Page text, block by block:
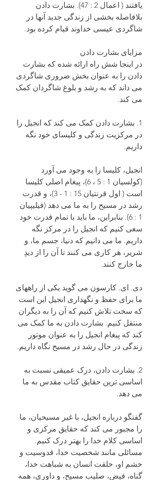
یافتند ( اعمال 2 : 47). بشارت دادن
بلافاصله بخشی از زندگی جدید آنها در
شاگردی عیسی خداوند قیام کرده بود.
مزایای بشارت دادن
در اینجا شش راه ارائه شده که بشارت
دادن را به عنوان بخش ضروری شاگردی
می داند که به رشد و بلوغ شاگردان کمک
می کند.
1. بشارت دادن کمک می کند که انجیل را
در مرکزیت زندگی و کلیسای خود نگه
داریم.
انجیل، کلیسا را به وجود می آورد
(کولسیان 1 : 5 ، 6)، پیغام اصلی کلیسا
است ( اول قرنتیان 15 : 1 - 3)، و قدرت
رشد در مسیح را به ما می دهد (فیلیپیان
1 : 6). بنابراین، ما باید با تمام قدرت خود
سعی کنیم که انجیل را در مرکز نگه
داریم. ما می دانیم که دنیا، جسم ما، و
شریر، هر کاری می کنند تا آن را از دیدِ
ما خارج کنند.
دی. ای. کارسون می گوید یکی از راههای
ما برای حفظ و نگهداری انجیل این است
که سخت تلاش کنیم که آن را به دیگران
منتقل کنیم. بشارت دادن به ما کمک می
کند که پیغام انجیل را به عنوان موتور
زندگی در حال رشد در مسیح نگاه داریم.
2. بشارت دادن، درک عمیقی نسبت به
اساسی ترین حقایق کتاب مقدس به ما
می دهد.
گفتگو درباره انجیل، با غیر مسیحیان، ما
را مجبور می کند که حقایق مرکزی و
اساسی کلام خدا را بهتر درک کنیم.
مسائلی مانند شخصیت خدا، قدوسیت و
خشم او، خلقت انسان به شباهت خدا،
گناه، فیض، صلیب مسیح، و داوری، همه